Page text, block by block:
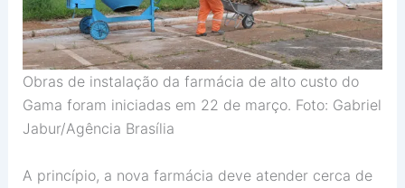
Obras de instalação da farmácia de alto custo do
Gama foram iniciadas em 22 de março. Foto: Gabriel
Jabur/Agência Brasília
A princípio, a nova farmácia deve atender cerca de